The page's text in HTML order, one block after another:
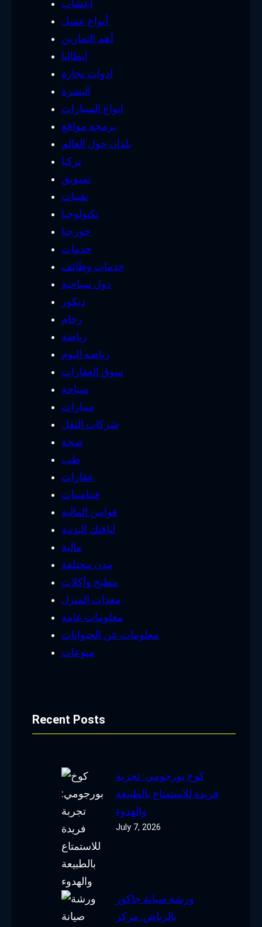
أعشاب
أنواع عسل
أهم التمارين
إيطاليا
ادوات نجارة
البشرة
انواع السيارات
برمجة مواقع
بلدان حول العالم
تركيا
تسويق
تقنيات
تكنولوجيا
جورجيا
خدمات
خدمات وظائف
دول سياحية
ديكور
رخام
رياضة
رياضه اليوم
سوق العقارات
سياحة
سيارات
شركات النقل
صحة
طب
عقارات
فيتامينات
قوانين المالية
لياقتك البدنية
مالية
مدن مختلفة
مطبخ وأكلات
معدات المنزل
معلومات عامة
معلومات عن الحيوانات
منوعات
Recent Posts
كوخ بورجومي: تجربة
فريدة للاستمتاع بالطبيعة
والهدوء
July 7, 2026
ورشة صيانة جاكور
بالرياض: مركز